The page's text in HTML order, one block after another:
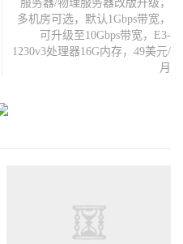
服务器/物理服务器改版升级，
多机房可选，默认1Gbps带宽，
可升级至10Gbps带宽，E3-
1230v3处理器16G内存，49美元/
月